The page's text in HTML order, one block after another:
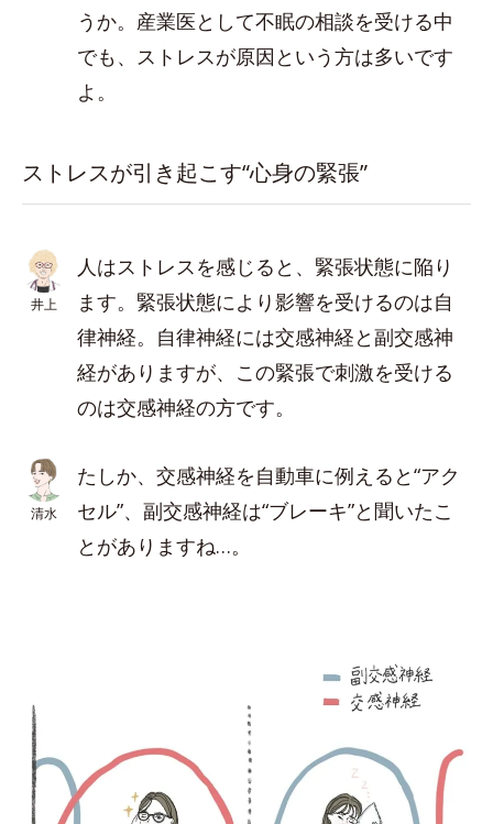
うか。産業医として不眠の相談を受ける中
でも、ストレスが原因という方は多いです
よ。
ストレスが引き起こす“心身の緊張”
井上
人はストレスを感じると、緊張状態に陥り
ます。緊張状態により影響を受けるのは自
律神経。自律神経には交感神経と副交感神
経がありますが、この緊張で刺激を受ける
のは交感神経の方です。
清水
たしか、交感神経を自動車に例えると“アク
セル”、副交感神経は“ブレーキ”と聞いたこ
とがありますね…。